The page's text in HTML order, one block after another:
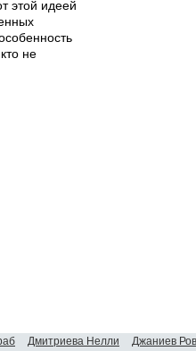
этой идеей
не
Дмитриева Нелли Джаниев